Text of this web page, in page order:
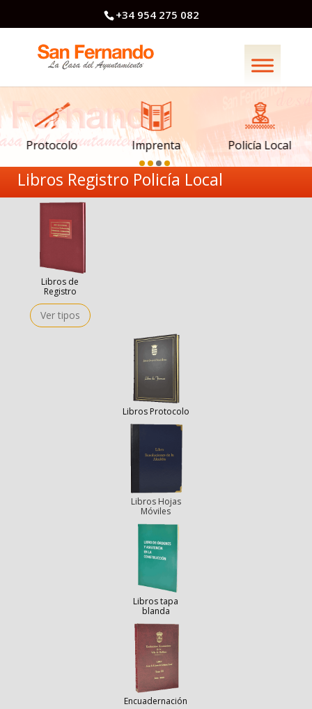
+34 954 275 082
Protocolo Imprenta Policía Local
Libros Registro Policía Local
Libros de
Registro
Ver tipos
Libros Protocolo
Libros Hojas
Móviles
Libros tapa
blanda
Encuadernación